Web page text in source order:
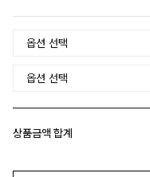
상품금액 합계